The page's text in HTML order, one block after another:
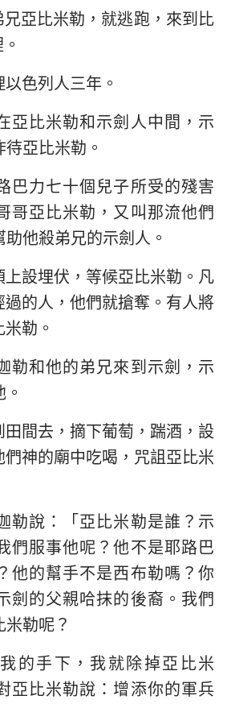
4 5 6
7
亞比米勒，就逃跑，來到比
色列人三年。
亞比米勒和示劍人中間，示
亞比米勒。
巴力七十個兒子所受的殘害
哥亞比米勒，又叫那流他們
他殺弟兄的示劍人。
上設埋伏，等候亞比米勒。凡
過的人，他們就搶奪。有人將
勒。
勒和他的弟兄來到示劍，示
田間去，摘下葡萄，踹酒，設
們神的廟中吃喝，咒詛亞比米
勒說：「亞比米勒是誰？示
們服事他呢？他不是耶路巴
他的幫手不是西布勒嗎？你
劍的父親哈抹的後裔。我們
勒呢？
的手下，我就除掉亞比米
亞比米勒說：增添你的軍兵